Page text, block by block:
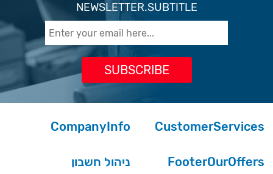
NEWSLETTER.SUBTITLE
CompanyInfo CustomerServices
ניהול חשבון FooterOurOffers